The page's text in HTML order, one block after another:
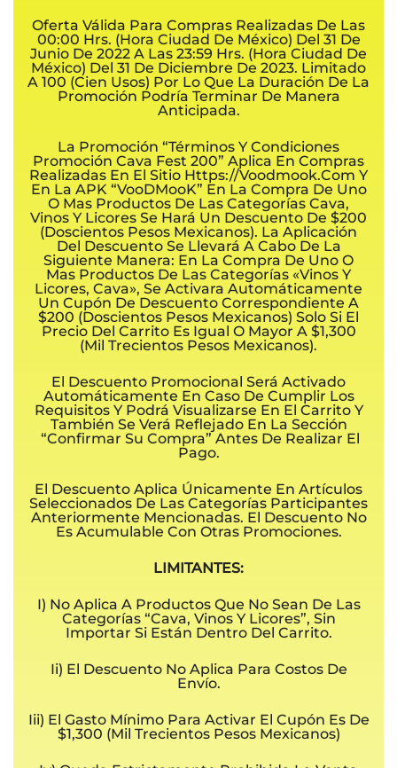
Oferta Válida Para Compras Realizadas De Las
00:00 Hrs. (hora Ciudad De México) Del 31 De
Junio De 2022 A Las 23:59 Hrs. (hora Ciudad De
México) Del 31 De Diciembre De 2023. Limitado
A 100 (Cien Usos) Por Lo Que La Duración De La
Promoción Podría Terminar De Manera
Anticipada.
La Promoción “Términos Y Condiciones
Promoción Cava Fest 200” Aplica En Compras
Realizadas En El Sitio Https://voodmook.com Y
En La APK “VooDMooK” En La Compra De Uno
O Mas Productos De Las Categorías Cava,
Vinos Y Licores Se Hará Un Descuento De $200
(doscientos Pesos Mexicanos). La Aplicación
Del Descuento Se Llevará A Cabo De La
Siguiente Manera: En La Compra De Uno O
Mas Productos De Las Categorías «Vinos Y
Licores, Cava», Se Activara Automáticamente
Un Cupón De Descuento Correspondiente A
$200 (doscientos Pesos Mexicanos) Solo Si El
Precio Del Carrito Es Igual O Mayor A $1,300
(mil Trecientos Pesos Mexicanos).
El Descuento Promocional Será Activado
Automáticamente En Caso De Cumplir Los
Requisitos Y Podrá Visualizarse En El Carrito Y
También Se Verá Reflejado En La Sección
“Confirmar Su Compra” Antes De Realizar El
Pago.
El Descuento Aplica Únicamente En Artículos
Seleccionados De Las Categorías Participantes
Anteriormente Mencionadas. El Descuento No
Es Acumulable Con Otras Promociones.
LIMITANTES:
I) No Aplica A Productos Que No Sean De Las
Categorías “Cava, Vinos Y Licores”, Sin
Importar Si Están Dentro Del Carrito.
Ii) El Descuento No Aplica Para Costos De
Envío.
Iii) El Gasto Mínimo Para Activar El Cupón Es De
$1,300 (mil Trecientos Pesos Mexicanos)